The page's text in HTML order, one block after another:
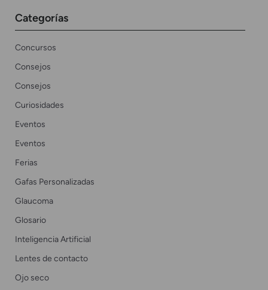
Categorías
Concursos
Consejos
Consejos
Curiosidades
Eventos
Eventos
Ferias
Gafas Personalizadas
Glaucoma
Glosario
Inteligencia Artificial
Lentes de contacto
Ojo seco